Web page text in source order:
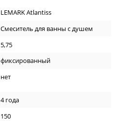
LEMARK Atlantiss
Смеситель для ванны с душем
5,75
фиксированный
нет
4 года
150